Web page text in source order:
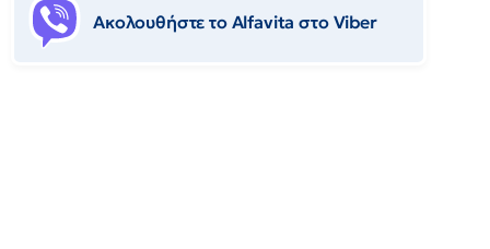
Ακολουθήστε το Αlfavita στο Viber